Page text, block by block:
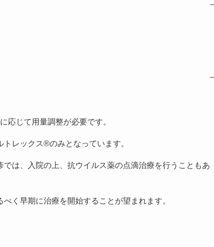
応じて用量調整が必要です。
レックス®のみとなっています。
は、入院の上、抗ウイルス薬の点滴治療を行うこともあ
く早期に治療を開始することが望まれます。